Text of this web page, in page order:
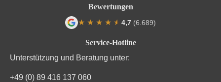
Service-Hotline
Unterstützung und Beratung unter:
+49 (0) 89 416 137 060
Bewertungen
★ ★ ★ ★ ★
★ 4,7 (6.689)